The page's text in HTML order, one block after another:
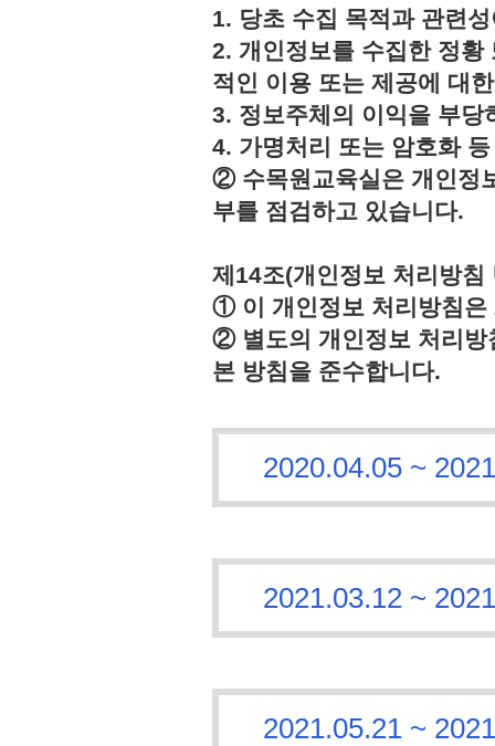
1. 당초 수집 목적과 관련
2. 개인정보를 수집한 정황
적인 이용 또는 제공에 대
3. 정보주체의 이익을 부당
4. 가명처리 또는 암호화
② 수목원교육실은 개인정
부를 점검하고 있습니다.
제14조(개인정보 처리방침
① 이 개인정보 처리방침은
② 별도의 개인정보 처리방
본 방침을 준수합니다.
2020.04.05 ~
2021.03.12 ~
2021.05.21 ~